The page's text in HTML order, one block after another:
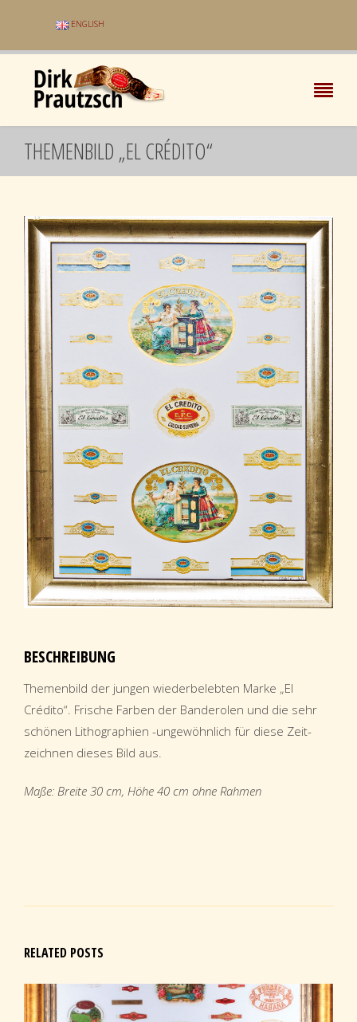
ENGLISH
THEMENBILD „EL CRÉDITO“
BESCHREIBUNG
Themenbild der jungen wiederbelebten Marke „El
Crédito“. Frische Farben der Banderolen und die sehr
schönen Lithographien -ungewöhnlich für diese Zeit-
zeichnen dieses Bild aus.
Maße: Breite 30 cm, Höhe 40 cm ohne Rahmen
RELATED POSTS